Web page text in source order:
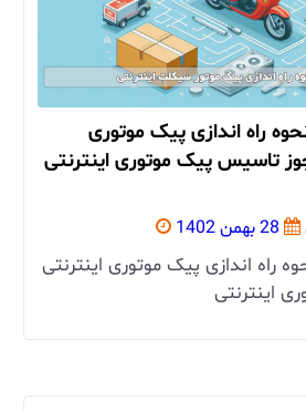
راه اندازی پیک موتوری
تاسیس پیک موتوری اینترنتی
28 بهمن 1402
راه اندازی پیک موتوری اینترنتی
اینترنتی